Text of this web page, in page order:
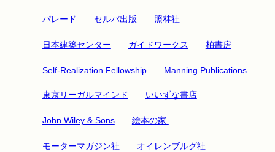
パレード セルバ出版 照林社
日本建築センター ガイドワークス 柏書房
Self-Realization Fellowship Manning Publications
東京リーガルマインド いいずな書店
John Wiley & Sons 絵本の家
モーターマガジン社 オイレンブルグ社